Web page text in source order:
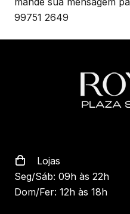
99751 2649
Lojas
Seg/Sáb: 09h às 22h
Dom/Fer: 12h às 18h